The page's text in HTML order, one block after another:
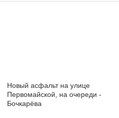
Новый асфальт на улице
Первомайской, на очереди -
Бочкарёва